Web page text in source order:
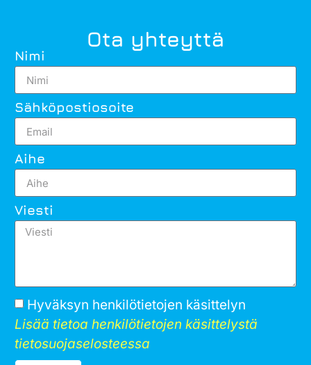
Ota yhteyttä
Nimi
Sähköpostiosoite
Aihe
Viesti
Hyväksyn henkilötietojen käsittelyn
Lisää tietoa henkilötietojen käsittelystä
tietosuojaselosteessa